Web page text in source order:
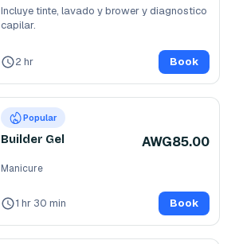
Incluye tinte, lavado y brower y diagnostico
capilar.
2 hr Book
Popular
Builder Gel AWG85.00
Manicure
1 hr 30 min Book